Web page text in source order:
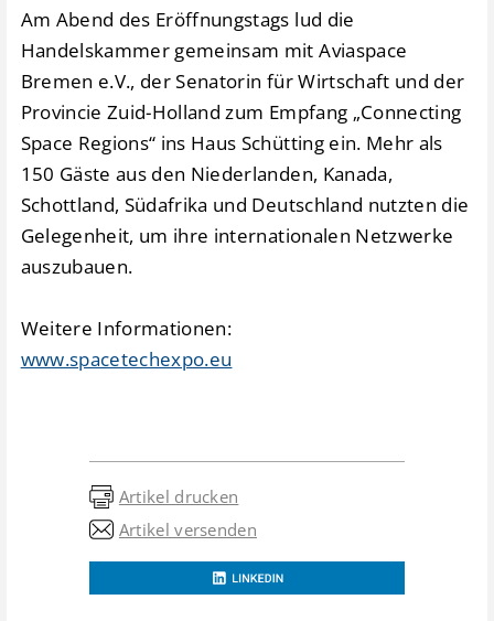
Am Abend des Eröffnungstags lud die
Handelskammer gemeinsam mit Aviaspace
Bremen e.V., der Senatorin für Wirtschaft und der
Provincie Zuid-Holland zum Empfang „Connecting
Space Regions“ ins Haus Schütting ein. Mehr als
150 Gäste aus den Niederlanden, Kanada,
Schottland, Südafrika und Deutschland nutzten die
Gelegenheit, um ihre internationalen Netzwerke
auszubauen.
Weitere Informationen:
www.spacetechexpo.eu
Artikel drucken
Artikel versenden